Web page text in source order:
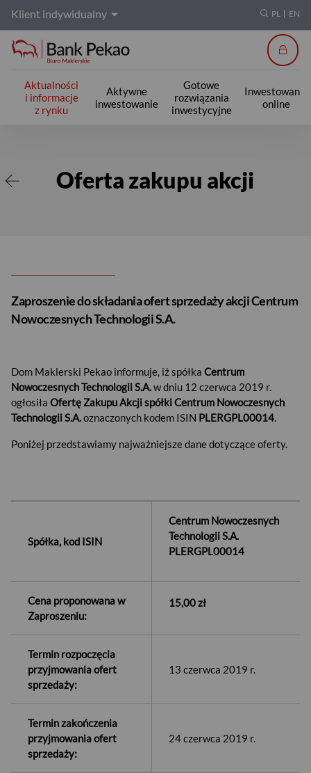
Klient indywidualny PL EN
Aktualności
i informacje
z rynku
Aktywne
inwestowanie
Gotowe
rozwiązania
inwestycyjne
Inwestowanie
online
Oferta zakupu akcji
Zaproszenie do składania ofert sprzedaży akcji Centrum
Nowoczesnych Technologii S.A.
Dom Maklerski Pekao informuje, iż spółka Centrum
Nowoczesnych Technologii S.A.w dniu 12 czerwca 2019 r.
ogłosiła Ofertę Zakupu Akcji spółki Centrum Nowoczesnych
Technologii S.A.oznaczonych kodem ISIN PLERGPL00014.
Poniżej przedstawiamy najważniejsze dane dotyczące oferty.
Spółka, kod ISIN
Centrum Nowoczesnych
Technologii S.A.
PLERGPL00014
Cena proponowana w
Zaproszeniu:
15,00 zł
Termin rozpoczęcia
przyjmowania ofert
sprzedaży:
13 czerwca 2019 r.
Termin zakończenia
przyjmowania ofert
sprzedaży:
24 czerwca 2019 r.